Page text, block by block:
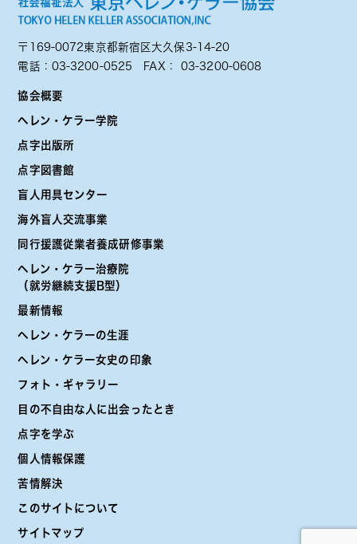
〒169-0072東京都新宿区大久保3-14-20
電話： 03-3200-0525 FAX： 03-3200-0608
協会概要
ヘレン・ケラー学院
点字出版所
点字図書館
盲人用具センター
海外盲人交流事業
同行援護従業者養成研修事業
ヘレン・ケラー治療院
（就労継続支援B型）
最新情報
ヘレン・ケラーの生涯
ヘレン・ケラー女史の印象
フォト・ギャラリー
目の不自由な人に出会ったとき
点字を学ぶ
個人情報保護
苦情解決
このサイトについて
サイトマップ